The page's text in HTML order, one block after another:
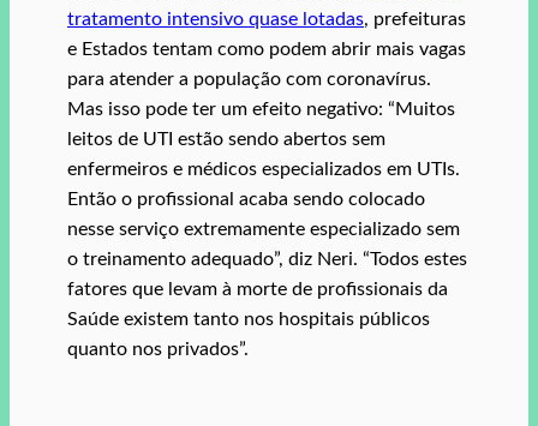
tratamento intensivo quase lotadas, prefeituras
e Estados tentam como podem abrir mais vagas
para atender a população com coronavírus.
Mas isso pode ter um efeito negativo: “Muitos
leitos de UTI estão sendo abertos sem
enfermeiros e médicos especializados em UTIs.
Então o profissional acaba sendo colocado
nesse serviço extremamente especializado sem
o treinamento adequado”, diz Neri. “Todos estes
fatores que levam à morte de profissionais da
Saúde existem tanto nos hospitais públicos
quanto nos privados”.